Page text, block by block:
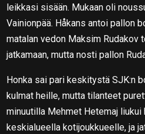
leikkasi sisään. Mukaan oli
Vainionpää. Håkans antoi pallon
matalan vedon Maksim Rudakov
jatkamaan, mutta nosti pallon
Honka sai pari keskitystä SJK:n
kulmat heille, mutta tilanteet
minuutilla Mehmet Hetemaj
keskialueella kotijoukkueelle, ja